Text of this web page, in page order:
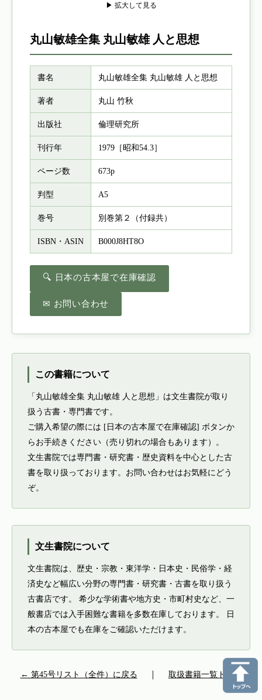
▶ 拡大して見る
丸山敏雄全集 丸山敏雄 人と思想
書名 丸山敏雄全集 丸山敏雄 人と思想
著者 丸山 竹秋
出版社 倫理研究所
刊行年 1979［昭和54.3］
ページ数 673p
判型 A5
巻号 別巻第２（付録共）
ISBN・ASIN B000J8HT8O
🔍 日本の古本屋で在庫確認
✉ お問い合わせ
この書籍について
「丸山敏雄全集 丸山敏雄 人と思想」は文生書院が取り
扱う古書・専門書です。
ご購入希望の際には [日本の古本屋で在庫確認] ボタンか
らお手続きください（売り切れの場合もあります）。
文生書院では専門書・研究書・歴史資料を中心とした古
書を取り扱っております。お問い合わせはお気軽にどう
ぞ。
文生書院について
文生書院は、歴史・宗教・東洋学・日本史・民俗学・経
済史など幅広い分野の専門書・研究書・古書を取り扱う
古書店です。 希少な学術書や地方史・市町村史など、一
般書店では入手困難な書籍を多数在庫しております。 日
本の古本屋でも在庫をご確認いただけます。
← 第45号リスト（全件）に戻る ｜ 取扱書籍一覧トップ